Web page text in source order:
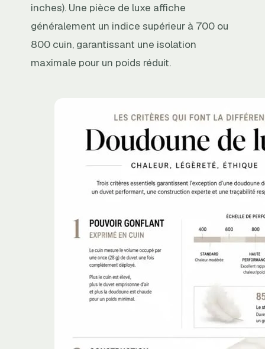
inches). Une pièce de luxe affiche
généralement un indice supérieur à 700 ou
800 cuin, garantissant une isolation
maximale pour un poids réduit.